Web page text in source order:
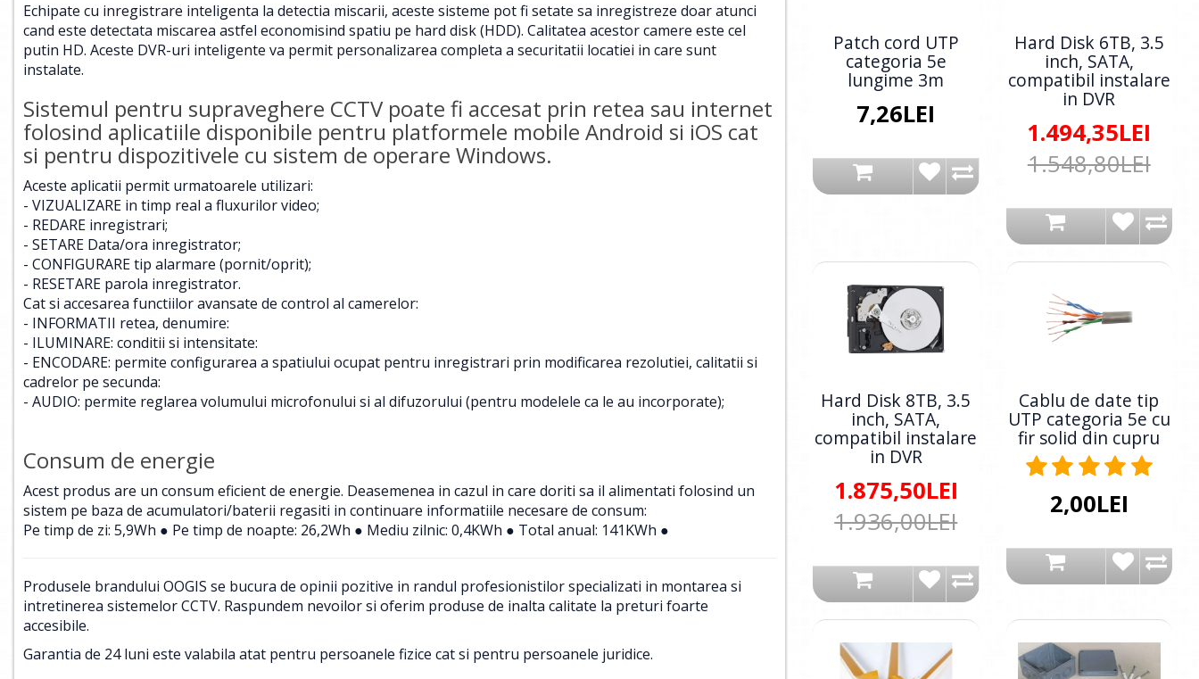
Echipate cu inregistrare inteligenta la detectia miscarii, aceste sisteme pot fi setate sa inregistreze doar atunci
cand este detectata miscarea astfel economisind spatiu pe hard disk (HDD). Calitatea acestor camere este cel
putin HD. Aceste DVR-uri inteligente va permit personalizarea completa a securitatii locatiei in care sunt
instalate.
Sistemul pentru supraveghere CCTV poate fi accesat prin retea sau internet
folosind aplicatiile disponibile pentru platformele mobile Android si iOS cat
si pentru dispozitivele cu sistem de operare Windows.
Aceste aplicatii permit urmatoarele utilizari:
- VIZUALIZARE in timp real a fluxurilor video;
- REDARE inregistrari;
- SETARE Data/ora inregistrator;
- CONFIGURARE tip alarmare (pornit/oprit);
- RESETARE parola inregistrator.
Cat si accesarea functiilor avansate de control al camerelor:
- INFORMATII retea, denumire:
- ILUMINARE: conditii si intensitate:
- ENCODARE: permite configurarea a spatiului ocupat pentru inregistrari prin modificarea rezolutiei, calitatii si
cadrelor pe secunda:
- AUDIO: permite reglarea volumului microfonului si al difuzorului (pentru modelele ca le au incorporate);
Consum de energie
Acest produs are un consum eficient de energie. Deasemenea in cazul in care doriti sa il alimentati folosind un
sistem pe baza de acumulatori/baterii regasiti in continuare informatiile necesare de consum:
Pe timp de zi: 5,9Wh ● Pe timp de noapte: 26,2Wh ● Mediu zilnic: 0,4KWh ● Total anual: 141KWh ●
Produsele brandului OOGIS se bucura de opinii pozitive in randul profesionistilor specializati in montarea si
intretinerea sistemelor CCTV. Raspundem nevoilor si oferim produse de inalta calitate la preturi foarte
accesibile.
Garantia de 24 luni este valabila atat pentru persoanele fizice cat si pentru persoanele juridice.
Patch cord UTP
categoria 5e
lungime 3m
7,26LEI
Hard Disk 6TB, 3.5
inch, SATA,
compatibil instalare
in DVR
1.494,35LEI
1.548,80LEI
Hard Disk 8TB, 3.5
inch, SATA,
compatibil instalare
in DVR
1.875,50LEI
1.936,00LEI
Cablu de date tip
UTP categoria 5e cu
fir solid din cupru
2,00LEI